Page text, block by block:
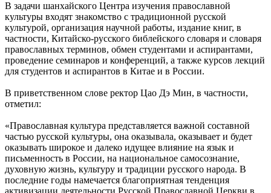
В задачи шанхайского Центра изучения православной
культуры входят знакомство с традиционной русской
культурой, организация научной работы, издание книг, в
частности, Китайско-русского библейского словаря и словаря
православных терминов, обмен студентами и аспирантами,
проведение семинаров и конференций, а также курсов лекций
для студентов и аспирантов в Китае и в России.
В приветственном слове ректор Цао Дэ Мин, в частности,
отметил:
«Православная культура представляется важной составной
частью русской культуры, она оказывала, оказывает и будет
оказывать широкое и далеко идущее влияние на язык и
письменность в России, на национальное самосознание,
духовную жизнь, культуру и традиции русского народа. В
последние годы намечается благоприятная тенденция
активизации деятельности Русской Православной Церкви в